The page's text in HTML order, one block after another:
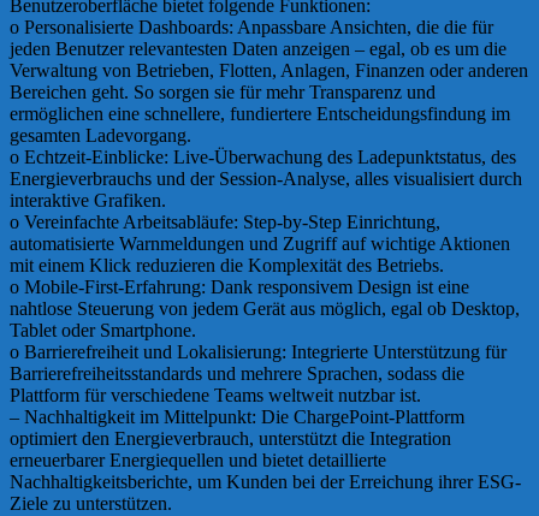
Benutzeroberfläche bietet folgende Funktionen:
o Personalisierte Dashboards: Anpassbare Ansichten, die die für
jeden Benutzer relevantesten Daten anzeigen – egal, ob es um die
Verwaltung von Betrieben, Flotten, Anlagen, Finanzen oder anderen
Bereichen geht. So sorgen sie für mehr Transparenz und
ermöglichen eine schnellere, fundiertere Entscheidungsfindung im
gesamten Ladevorgang.
o Echtzeit-Einblicke: Live-Überwachung des Ladepunktstatus, des
Energieverbrauchs und der Session-Analyse, alles visualisiert durch
interaktive Grafiken.
o Vereinfachte Arbeitsabläufe: Step-by-Step Einrichtung,
automatisierte Warnmeldungen und Zugriff auf wichtige Aktionen
mit einem Klick reduzieren die Komplexität des Betriebs.
o Mobile-First-Erfahrung: Dank responsivem Design ist eine
nahtlose Steuerung von jedem Gerät aus möglich, egal ob Desktop,
Tablet oder Smartphone.
o Barrierefreiheit und Lokalisierung: Integrierte Unterstützung für
Barrierefreiheitsstandards und mehrere Sprachen, sodass die
Plattform für verschiedene Teams weltweit nutzbar ist.
– Nachhaltigkeit im Mittelpunkt: Die ChargePoint-Plattform
optimiert den Energieverbrauch, unterstützt die Integration
erneuerbarer Energiequellen und bietet detaillierte
Nachhaltigkeitsberichte, um Kunden bei der Erreichung ihrer ESG-
Ziele zu unterstützen.